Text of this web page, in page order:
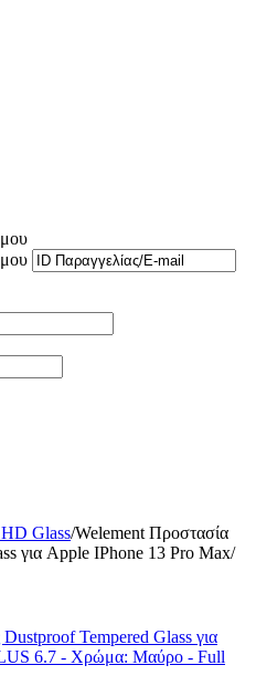
μου
μου
Glass/Welement Προστασία
για Apple IPhone 13 Pro Max/